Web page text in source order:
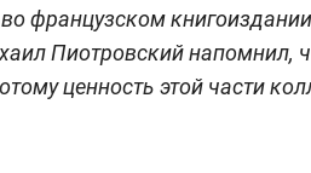
французском
Пиотровский напомнил,
ценность этой части